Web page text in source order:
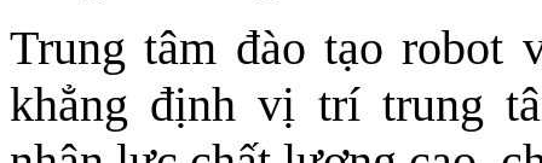
Trung tâm đào tạo robot
khẳng định vị trí trung